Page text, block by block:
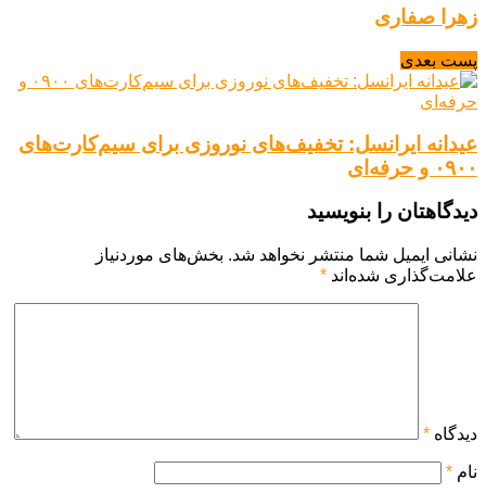
زهرا صفاری
پست بعدی
عیدانه ایرانسل: تخفیف‌های نوروزی برای سیم‌کارت‌های
۰۹۰۰ و حرفه‌ای
دیدگاهتان را بنویسید
نشانی ایمیل شما منتشر نخواهد شد. بخش‌های موردنیاز
علامت‌گذاری شده‌اند *
دیدگاه *
نام *